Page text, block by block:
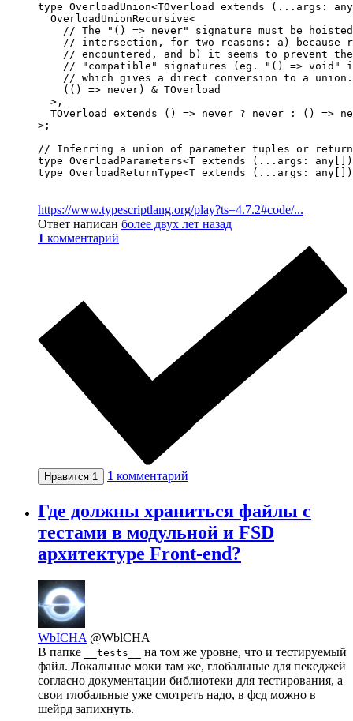
type OverloadUnion<TOverload extends (...args:
  OverloadUnionRecursive<
// The "() => never" signature must be
// intersection, for two reasons: a) because
// encountered, and b) it seems to prevent
// "compatible" signatures (eg. "() => void"
    // which gives a direct conversion to a union.
    (() => never) & TOverload
  >,
TOverload extends () => never ? never : () =>
>;
// Inferring a union of parameter tuples or
type OverloadParameters<T extends (...args: any[])
type OverloadReturnType<T extends (...args: any[])
https://www.typescriptlang.org/play?ts=4.7.2#code/...
Ответ написан более двух лет назад
1 комментарий
Нравится 1 1 комментарий
Где должны храниться файлы с
тестами в модульной и FSD
архитектуре Front-end?
WbICHA @WblCHA
В папке
__tests__
на том же уровне, что и тестируемый
файл. Локальные моки там же, глобальные для пекеджей
согласно документации библиотеки для тестирования, а
свои глобальные уже смотреть надо, в фсд можно в
шейрд запихнуть.